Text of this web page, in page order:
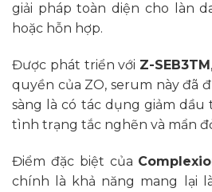
giải pháp toàn diện cho làn
hoặc hỗn hợp.
Được phát triển với Z-SEB3TM
quyền của ZO, serum này đã
sàng là có tác dụng giảm dầu
tình trạng tắc nghẽn và mẩn
Điểm đặc biệt của
chính là khả năng mang lại